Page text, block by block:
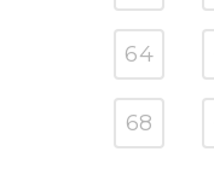
64
68